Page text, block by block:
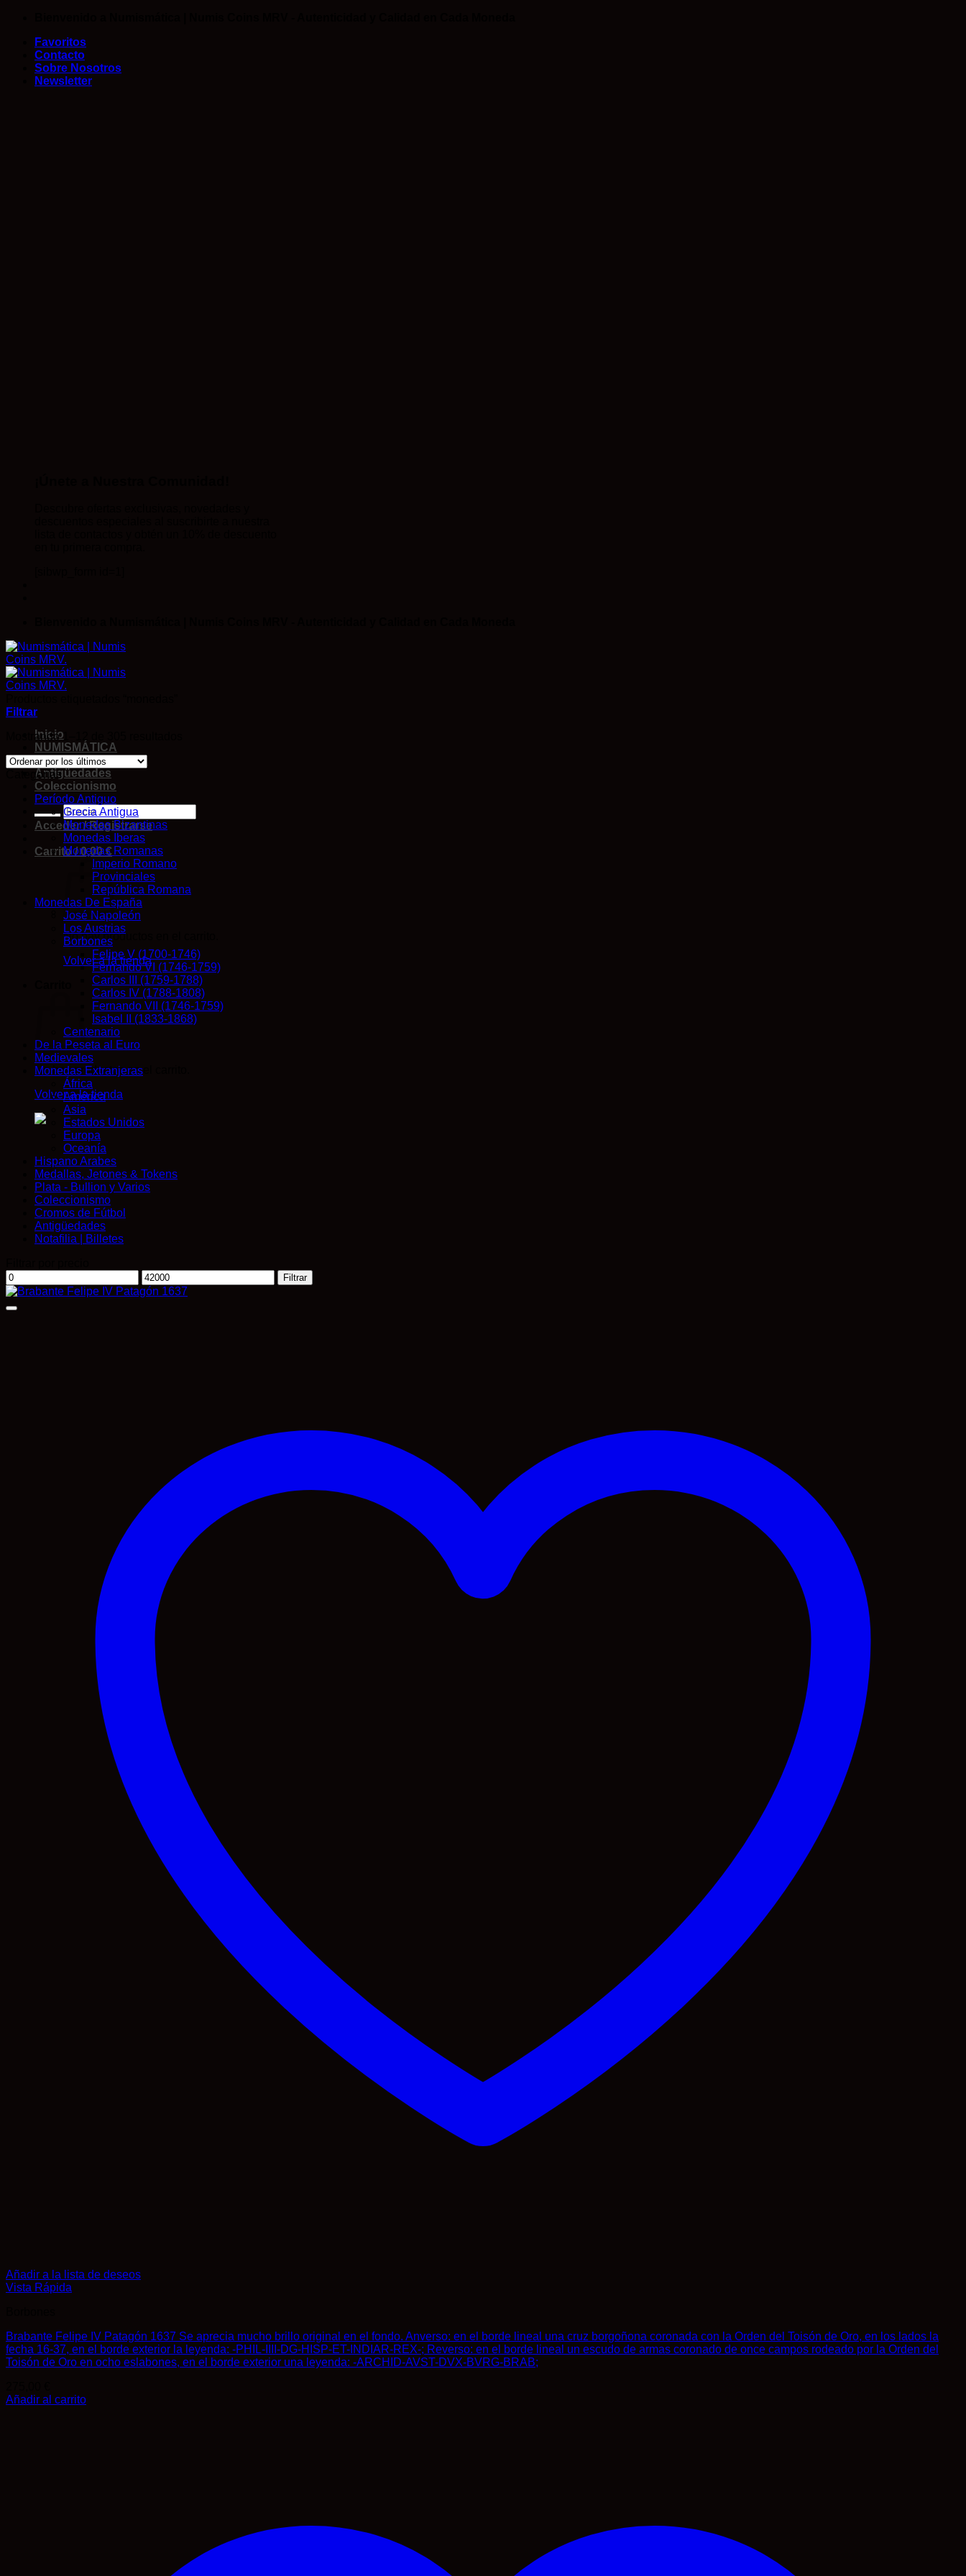
contenidoFavoritos
Contacto
Sobre Nosotros
Newsletter
Inicio
NUMISMÁTICA
Cromos DE FUTBOL
Antigüedades
Coleccionismo
Acceder / Registrarse
Carrito /0,00€
No hay productos en el carrito.
Volver a la tienda
No hay productos en el carrito.
Volver a la tienda
Filtrar
Mostrando 1–12 de 305 resultados
Categorías
Período Antiguo
Grecia Antigua
Monedas Bizantinas
Monedas Iberas
Monedas Romanas
Imperio Romano
Provinciales
República Romana
Monedas De España
José Napoleón
Los Austrias
Borbones
Felipe V (1700-1746)
Fernando VI (1746-1759)
Carlos III (1759-1788)
Carlos IV (1788-1808)
Fernando VII (1746-1759)
Isabel II (1833-1868)
Centenario
De la Peseta al Euro
Medievales
Monedas Extranjeras
África
América
Asia
Estados Unidos
Europa
Oceanía
Hispano Arabes
Medallas, Jetones & Tokens
Plata - Bullion y Varios
Coleccionismo
Cromos de Fútbol
Antigüedades
Notafilia | Billetes
Precio
mínimo
Precio
máximo
Filtrar
Añadir a la lista de deseos
Vista Rápida
Brabante Felipe IV Patagón 1637 Se aprecia mucho brillo original en el fondo. Anverso: en el borde lineal una cruz borgoñona coronada con la Orden del Toisón de Oro, en los lados la
fecha 16-37, en el borde exterior la leyenda: -PHIL-IIII-DG-HISP-ET-INDIAR-REX-; Reverso: en el borde lineal un escudo de armas coronado de once campos rodeado por la Orden del
Toisón de Oro en ocho eslabones, en el borde exterior una leyenda: -ARCHID-AVST-DVX-BVRG-BRAB;
Añadir al carrito